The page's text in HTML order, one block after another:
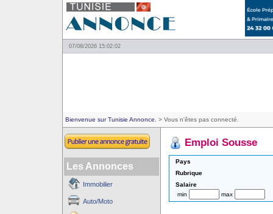
07/08/2026 15:02:02
Bienvenue sur Tunisie Annonce. > Vous n'êtes pas connecté.
Les Annonces
Immobilier
Auto/Moto
Emploi Sousse
Pays
Rubrique
Salaire
min
max